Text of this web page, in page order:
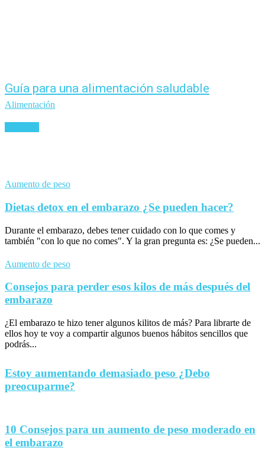
Guía para una alimentación saludable
Alimentación
Aumento de peso
Dietas detox en el embarazo ¿Se pueden hacer?
Durante el embarazo, debes tener cuidado con lo que comes y
también "con lo que no comes". Y la gran pregunta es: ¿Se pueden...
Aumento de peso
Consejos para perder esos kilos de más después del
embarazo
¿El embarazo te hizo tener algunos kilitos de más? Para librarte de
ellos hoy te voy a compartir algunos buenos hábitos sencillos que
podrás...
Estoy aumentando demasiado peso ¿Debo
preocuparme?
10 Consejos para un aumento de peso moderado en
el embarazo